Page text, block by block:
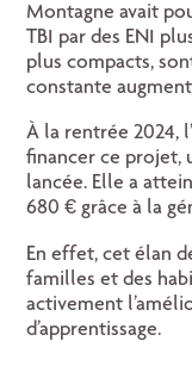
Montagne avait
TBI par des ENI
plus compacts,
constante
À la rentrée 2024,
financer ce projet,
lancée. Elle a
680 € grâce à la
En effet, cet élan
familles et des
activement
d’apprentissage.